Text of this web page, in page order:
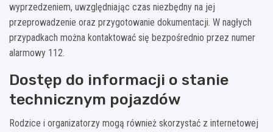
wyprzedzeniem, uwzględniając czas niezbędny na jej
przeprowadzenie oraz przygotowanie dokumentacji. W nagłych
przypadkach można kontaktować się bezpośrednio przez numer
alarmowy 112.
Dostęp do informacji o stanie
technicznym pojazdów
Rodzice i organizatorzy mogą również skorzystać z internetowej